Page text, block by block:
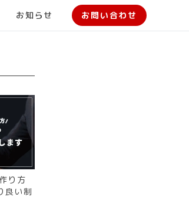
お知らせ お問い合わせ
り方
良い制